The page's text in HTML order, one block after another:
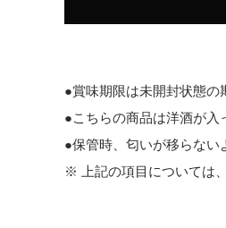
●賞味期限は未開封状態の
●こちらの商品は洋酒が入
●保管時、匂いが移らない
※ 上記の項目については